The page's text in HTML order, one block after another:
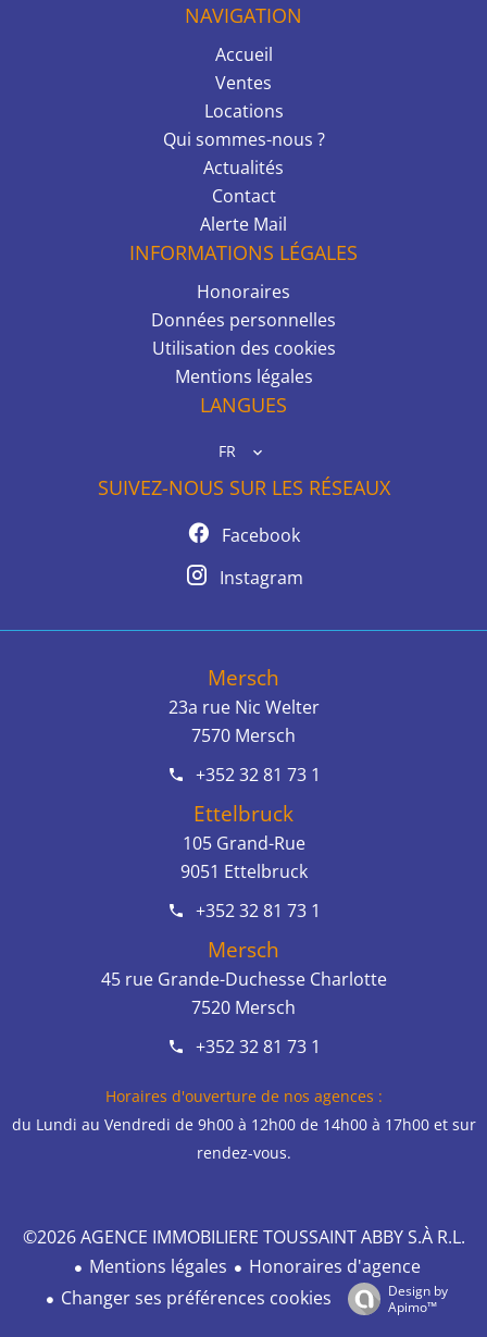
NAVIGATION
Accueil
Ventes
Locations
Qui sommes-nous ?
Actualités
Contact
Alerte Mail
INFORMATIONS LÉGALES
Honoraires
Données personnelles
Utilisation des cookies
Mentions légales
LANGUES
FR
SUIVEZ-NOUS SUR LES RÉSEAUX
Facebook
Instagram
Mersch
23a rue Nic Welter
7570 Mersch
+352 32 81 73 1
Ettelbruck
105 Grand-Rue
9051 Ettelbruck
+352 32 81 73 1
Mersch
45 rue Grande-Duchesse Charlotte
7520 Mersch
+352 32 81 73 1
Horaires d'ouverture de nos agences :
du Lundi au Vendredi de 9h00 à 12h00 de 14h00 à 17h00 et sur
rendez-vous.
©2026 AGENCE IMMOBILIERE TOUSSAINT ABBY S.À R.L.
Mentions légales
Honoraires d'agence
Changer ses préférences cookies
Design by
Apimo™